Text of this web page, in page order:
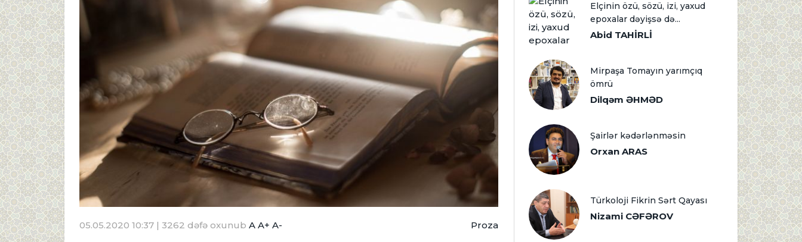
05.05.2020 10:37 | 3262 dəfə oxunub A A+ A- Proza
Elçinin özü, sözü, izi, yaxud
epoxalar dəyişsə də...
Abid TAHİRLİ
Mirpaşa Tomayın yarımçıq
ömrü
Dilqəm ƏHMƏD
Şairlər kədərlənməsin
Orxan ARAS
Türkoloji Fikrin Sərt Qayası
Nizami CƏFƏROV